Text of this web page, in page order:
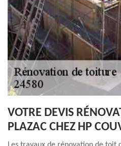
VOTRE DEVIS
PLAZAC CHEZ HP